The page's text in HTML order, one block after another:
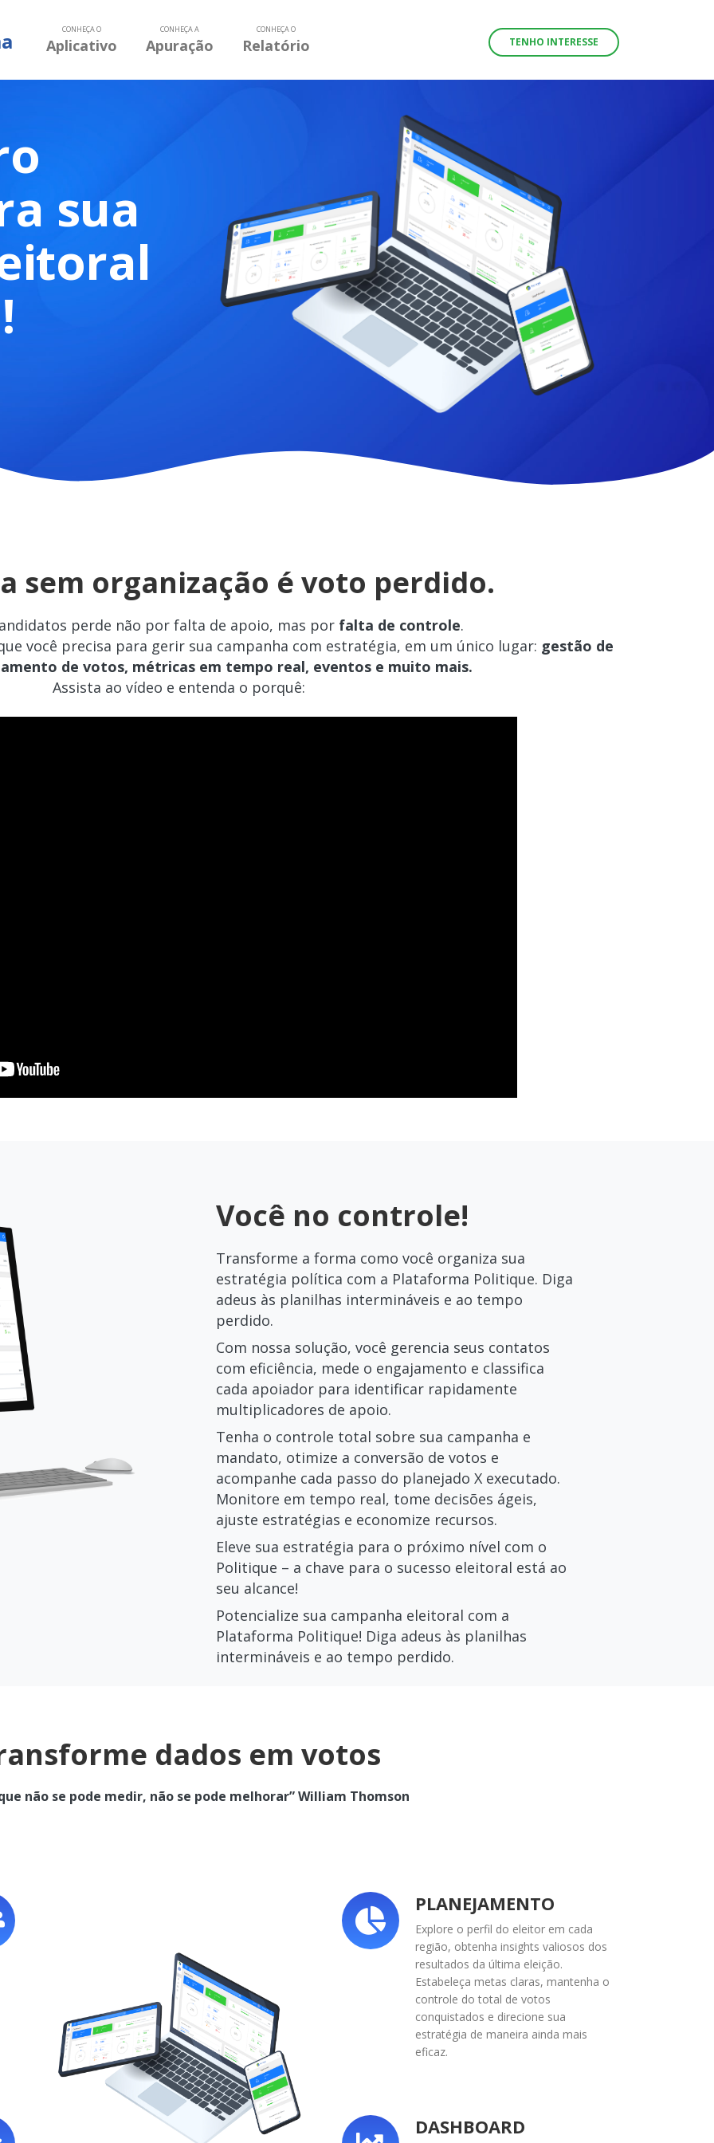
Aplicativo
CONHEÇA A
Apuração Relatório TENHO INTERESSE
sem organização é voto perdido.
perde não por falta de apoio, mas por falta de controle.
você precisa para gerir sua campanha com estratégia, em um único lugar: gestão de
de votos, métricas em tempo real, eventos e muito mais.
Assista ao vídeo e entenda o porquê:
Você no controle!
Transforme a forma como você organiza sua
estratégia política com a Plataforma Politique. Diga
adeus às planilhas intermináveis e ao tempo
perdido.
Com nossa solução, você gerencia seus contatos
com eficiência, mede o engajamento e classifica
cada apoiador para identificar rapidamente
multiplicadores de apoio.
Tenha o controle total sobre sua campanha e
mandato, otimize a conversão de votos e
acompanhe cada passo do planejado X executado.
Monitore em tempo real, tome decisões ágeis,
ajuste estratégias e economize recursos.
Eleve sua estratégia para o próximo nível com o
Politique – a chave para o sucesso eleitoral está ao
seu alcance!
Potencialize sua campanha eleitoral com a
Plataforma Politique! Diga adeus às planilhas
intermináveis e ao tempo perdido.
dados em votos
não se pode medir, não se pode melhorar” William Thomson
PLANEJAMENTO
Explore o perfil do eleitor em cada
região, obtenha insights valiosos dos
resultados da última eleição.
Estabeleça metas claras, mantenha o
controle do total de votos
conquistados e direcione sua
estratégia de maneira ainda mais
eficaz.
DASHBOARD